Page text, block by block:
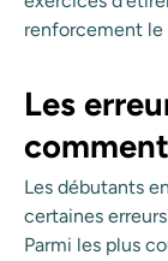
renforcement le
Les
Les débutants
certaines
Parmi les plus